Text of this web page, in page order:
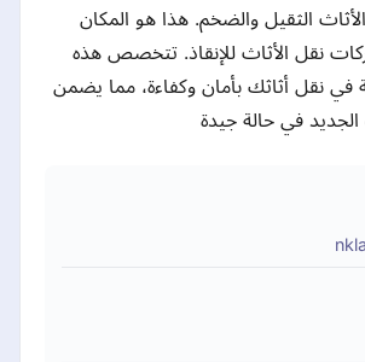
الثقيل والضخم. هذا هو المكان
نقل الأثاث للإنقاذ. تتخصص هذه
في نقل أثاثك بأمان وكفاءة، مما يضمن
في حالة جيدة